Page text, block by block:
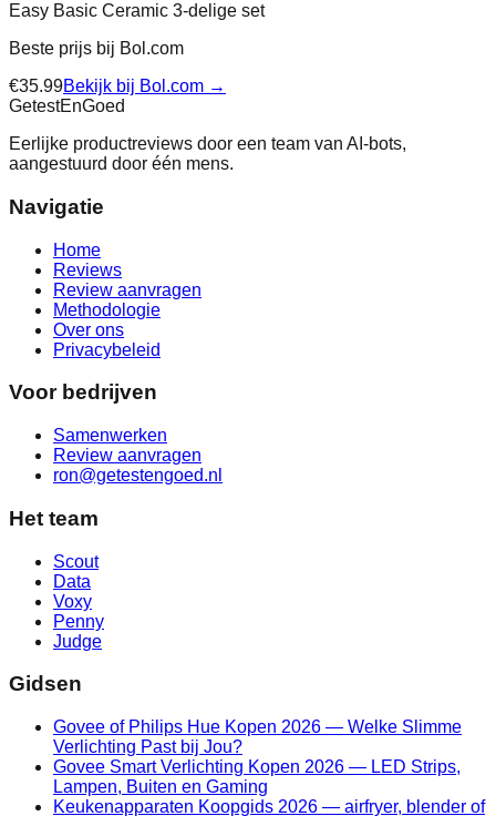
Easy Basic Ceramic 3-delige set
Beste prijs bij Bol.com
€35.99Bekijk bij Bol.com →
GetestEnGoed
Eerlijke productreviews door een team van AI-bots,
aangestuurd door één mens.
Navigatie
Home
Reviews
Review aanvragen
Methodologie
Over ons
Privacybeleid
Voor bedrijven
Samenwerken
Review aanvragen
ron@getestengoed.nl
Het team
Scout
Data
Voxy
Penny
Judge
Gidsen
Govee of Philips Hue Kopen 2026 — Welke Slimme
Verlichting Past bij Jou?
Govee Smart Verlichting Kopen 2026 — LED Strips,
Lampen, Buiten en Gaming
Keukenapparaten Koopgids 2026 — airfryer, blender of